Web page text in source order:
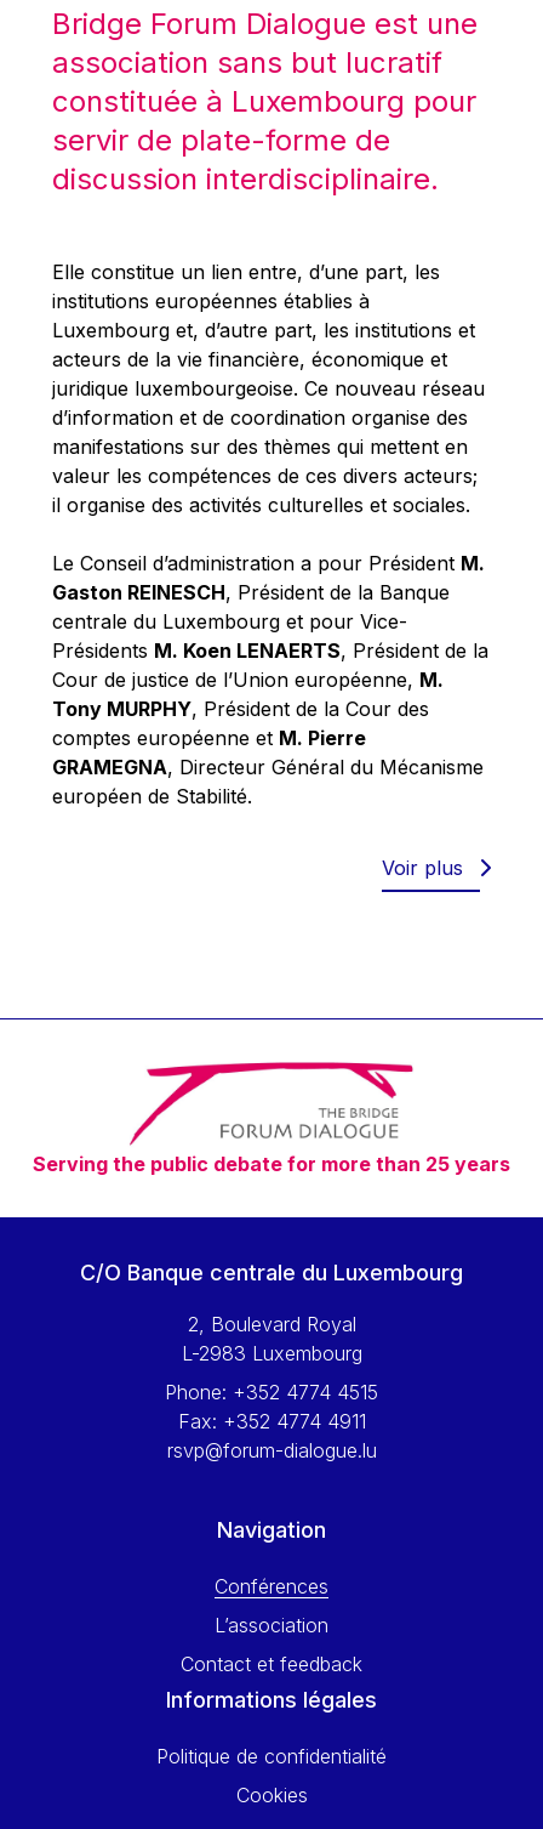
Mario Centeno
Mario Monti
Maroš ŠEFČOVIČ
Martin Bailey
Martine Reicherts
Michael Sohlman
Michel Goedert
Mireille Delmas-Marty
Nobuo Tanaka
Otmar Issing
Paolo Mengozzi
Paschal Donohoe
Pat Cox
Patrizia Nanz
Philippe Maystadt
Pierre Gramegna
Richard Pelly
Robert Goebbels
Robert REYNDERS
Timothy Radcliffe
Vaclav Klaus
Vassilios Skouris
Vítor Manuel da Silva Caldeira
Viviane Reding
Walter Hagg
Wolfgang Ketterle
Yossi Beillin
Yves FRANCHET
Bridge Forum Dialogue est une
association sans but lucratif
constituée à Luxembourg pour
servir de plate-forme de
discussion interdisciplinaire.
Elle constitue un lien entre, d’une part, les
institutions européennes établies à
Luxembourg et, d’autre part, les institutions et
acteurs de la vie financière, économique et
juridique luxembourgeoise. Ce nouveau réseau
d’information et de coordination organise des
manifestations sur des thèmes qui mettent en
valeur les compétences de ces divers acteurs;
il organise des activités culturelles et sociales.
Le Conseil d’administration a pour Président M.
Gaston REINESCH, Président de la Banque
centrale du Luxembourg et pour Vice-
Présidents M. Koen LENAERTS, Président de la
Cour de justice de l’Union européenne, M.
Tony MURPHY, Président de la Cour des
comptes européenne et M. Pierre
GRAMEGNA, Directeur Général du Mécanisme
européen de Stabilité.
Voir plus
Serving the public debate for more than 25 years
C/O Banque centrale du Luxembourg
2, Boulevard Royal
L-2983 Luxembourg
Phone: +352 4774 4515
Fax: +352 4774 4911
rsvp@forum-dialogue.lu
Navigation
Conférences
L’association
Contact et feedback
Informations légales
Politique de confidentialité
Cookies